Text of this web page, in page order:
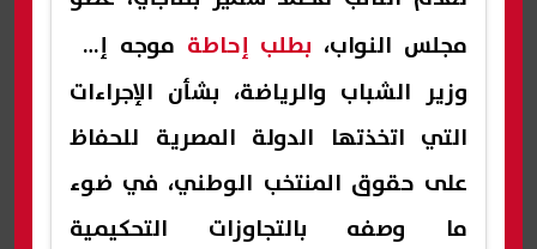
مجلس النواب، بطلب إحاطة موجه إلى
وزير الشباب والرياضة، بشأن الإجراءات
التي اتخذتها الدولة المصرية للحفاظ
على حقوق المنتخب الوطني، في ضوء
ما وصفه بالتجاوزات التحكيمية